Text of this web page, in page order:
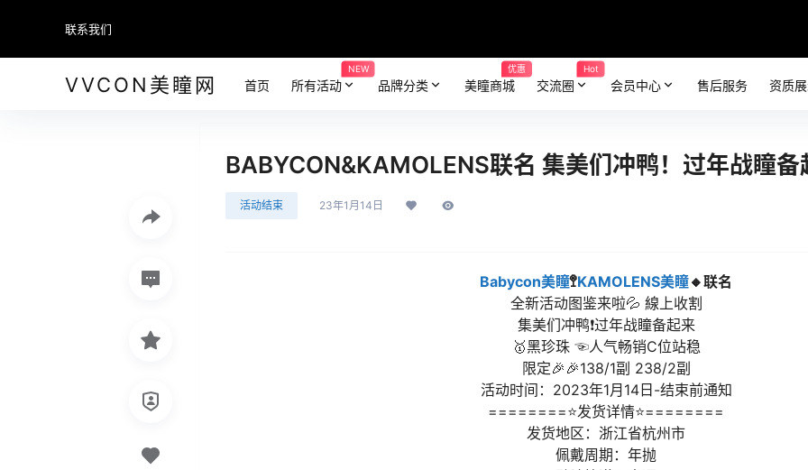
联系我们
VVCON美瞳网 首页 所有活动
NEW
品牌分类 美瞳商城
优惠
交流圈
Hot
会员中心 售后服务 资质
BABYCON&KAMOLENS联名 集美们冲鸭！过年战瞳备
活动结束 23年1月14日
Babycon美瞳🚏KAMOLENS美瞳🔸联名
全新活动图鉴来啦💦 線上收割
集美们冲鸭❗️过年战瞳备起来
🥇黑珍珠 ☜人气畅销C位站稳
限定🎉🎉138/1副 238/2副
活动时间：2023年1月14日-结束前通知
========⭐发货详情⭐========
发货地区：浙江省杭州市
佩戴周期：年抛